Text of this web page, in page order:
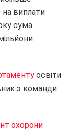
виплати
сума
освіти
з команди
охорони